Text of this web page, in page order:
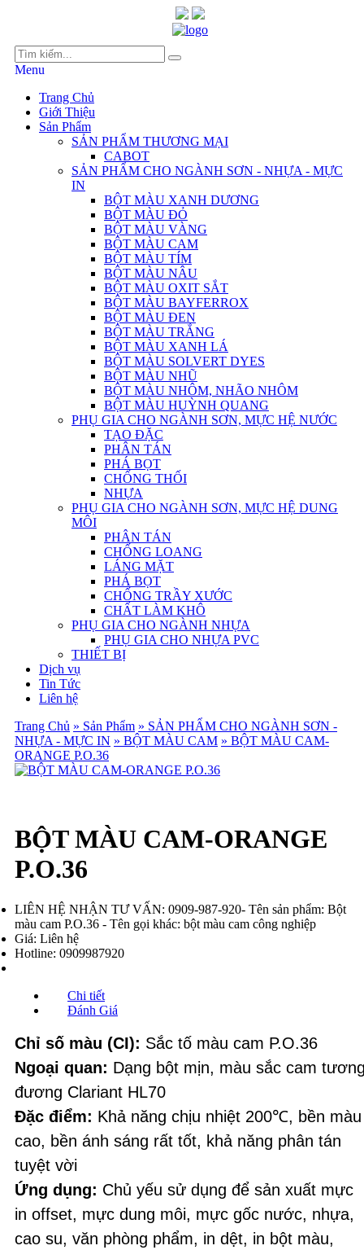
Menu
Trang Chủ
Giới Thiệu
Sản Phẩm
SẢN PHẨM THƯƠNG MẠI
CABOT
SẢN PHẨM CHO NGÀNH SƠN - NHỰA - MỰC
IN
BỘT MÀU XANH DƯƠNG
BỘT MÀU ĐỎ
BỘT MÀU VÀNG
BỘT MÀU CAM
BỘT MÀU TÍM
BỘT MÀU NÂU
BỘT MÀU OXIT SẮT
BỘT MÀU BAYFERROX
BỘT MÀU ĐEN
BỘT MÀU TRẮNG
BỘT MÀU XANH LÁ
BỘT MÀU SOLVERT DYES
BỘT MÀU NHŨ
BỘT MÀU NHÔM, NHÃO NHÔM
BỘT MÀU HUỲNH QUANG
PHỤ GIA CHO NGÀNH SƠN, MỰC HỆ NƯỚC
TẠO ĐẶC
PHÂN TÁN
PHÁ BỌT
CHỐNG THỐI
NHỰA
PHỤ GIA CHO NGÀNH SƠN, MỰC HỆ DUNG
MÔI
PHÂN TÁN
CHỐNG LOANG
LÁNG MẶT
PHÁ BỌT
CHỐNG TRẦY XƯỚC
CHẤT LÀM KHÔ
PHỤ GIA CHO NGÀNH NHỰA
PHỤ GIA CHO NHỰA PVC
THIẾT BỊ
Dịch vụ
Tin Tức
Liên hệ
Trang Chủ » Sản Phẩm » SẢN PHẨM CHO NGÀNH SƠN -
NHỰA - MỰC IN » BỘT MÀU CAM » BỘT MÀU CAM-
ORANGE P.O.36
BỘT MÀU CAM-ORANGE
P.O.36
LIÊN HỆ NHẬN TƯ VẤN: 0909-987-920- Tên sản phẩm: Bột
màu cam P.O.36 - Tên gọi khác: bột màu cam công nghiệp
Giá: Liên hệ
Hotline: 0909987920
Chi tiết
Đánh Giá
Chỉ số màu (CI): Sắc tố màu cam P.O.36
Ngoại quan: Dạng bột mịn, màu sắc cam
đương Clariant HL70
Đặc điểm: Khả năng chịu nhiệt 200℃, bền màu
cao, bền ánh sáng rất tốt, khả năng phân tán
tuyệt vời
Ứng dụng: Chủ yếu sử dụng để sản xuất mực
in offset, mực dung môi, mực gốc nước, nhựa,
cao su, văn phòng phẩm, in dệt, in bột màu,